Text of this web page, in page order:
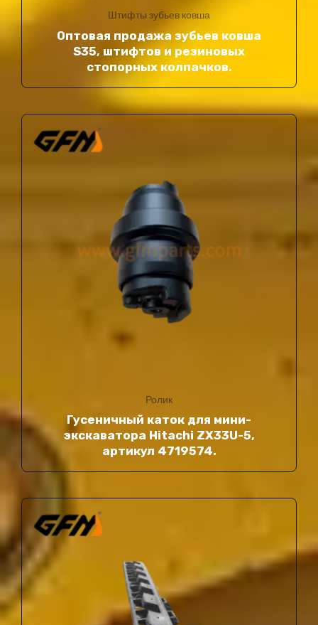
Штифты зубьев ковша
Оптовая продажа зубьев ковша
S35, штифтов и резиновых
стопорных колпачков.
Ролик
Гусеничный каток для мини-
экскаватора Hitachi ZX33U-5,
артикул 4719574.